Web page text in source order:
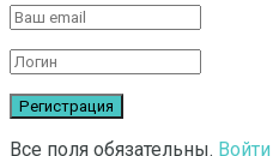
Все поля обязательны. Войти